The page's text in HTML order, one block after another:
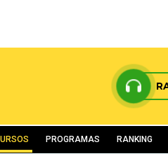
PROGRAMAS RANKING